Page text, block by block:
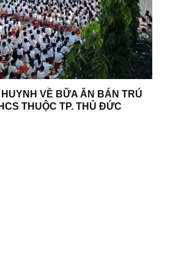
VỀ BỮA ĂN BÁN TRÚ
THUỘC TP. THỦ ĐỨC